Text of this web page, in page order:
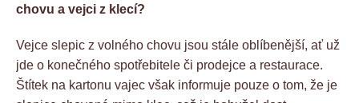
chovu a vejci z klecí?
Vejce slepic z volného chovu jsou stále oblíbenější, ať už
jde o konečného spotřebitele či prodejce a restaurace.
Štítek na kartonu vajec však informuje pouze o tom, že je